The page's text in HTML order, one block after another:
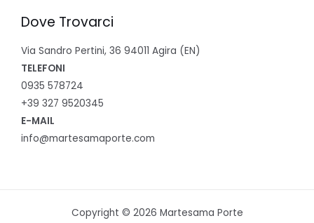
Dove Trovarci
Via Sandro Pertini, 36 94011 Agira (EN)
TELEFONI
0935 578724
+39 327 9520345
E-MAIL
info@martesamaporte.com
Copyright © 2026 Martesama Porte